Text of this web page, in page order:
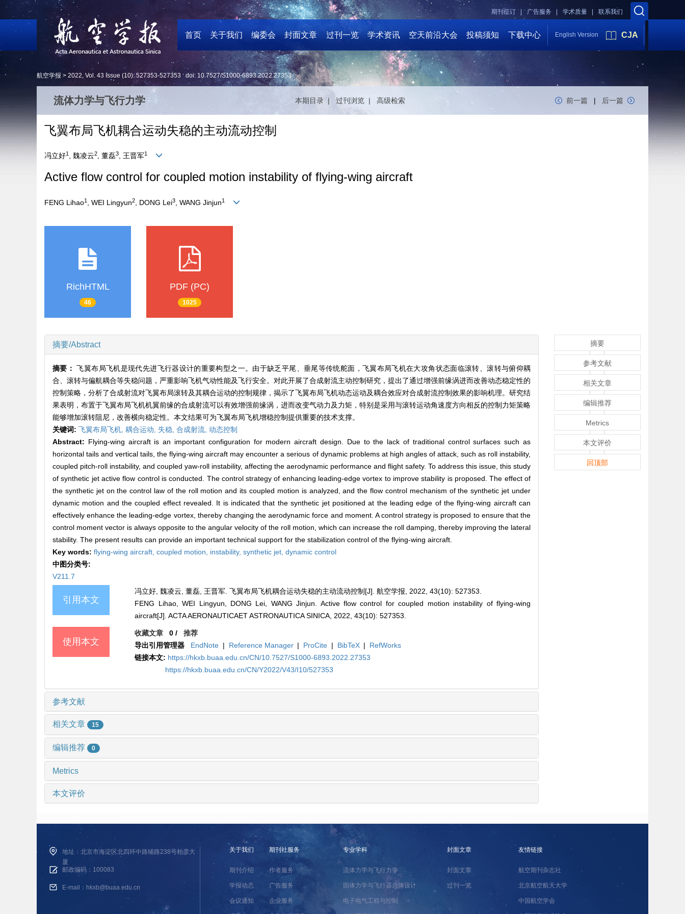
联系我们
学术质量 |
广告服务 |
期刊征订 |
首页 关于我们 编委会 封面文章 过刊一览 学术资讯 空天前沿大会 投稿须知 下载中心 English Version CJA
航空学报 > 2022, Vol. 43 Issue (10): 527353-527353 doi: 10.7527/S1000-6893.2022.27353
流体力学与飞行力学 本期目录 | 过刊浏览 | 高级检索 前一篇 | 后一篇
飞翼布局飞机耦合运动失稳的主动流动控制
冯立好1 , 魏凌云2, 董磊3, 王晋军1
Active flow control for coupled motion instability of flying-wing aircraft
FENG Lihao1 , WEI Lingyun2 , DONG Lei3 , WANG Jinjun1
RichHTML
46
PDF (PC)
1025
摘要/Abstract
摘要：飞翼布局飞机是现代先进飞行器设计的重要构型之一。由于缺乏平尾、垂尾等传统舵面，飞翼布局飞机在大攻角状态面临滚转、滚转与俯仰耦
合、滚转与偏航耦合等失稳问题，严重影响飞机气动性能及飞行安全。对此开展了合成射流主动控制研究，提出了通过增强前缘涡进而改善动态稳定性的
控制策略，分析了合成射流对飞翼布局滚转及其耦合运动的控制规律，揭示了飞翼布局飞机动态运动及耦合效应对合成射流控制效果的影响机理。研究结
果表明，布置于飞翼布局飞机机翼前缘的合成射流可以有效增强前缘涡，进而改变气动力及力矩，特别是采用与滚转运动角速度方向相反的控制力矩策略
能够增加滚转阻尼，改善横向稳定性。本文结果可为飞翼布局飞机增稳控制提供重要的技术支撑。
关键词: 飞翼布局飞机, 耦合运动, 失稳, 合成射流, 动态控制
Abstract: Flying-wing aircraft is an important configuration for modern aircraft design. Due to the lack of traditional control surfaces such as
horizontal tails and vertical tails, the flying-wing aircraft may encounter a serious of dynamic problems at high angles of attack, such as roll instability,
coupled pitch-roll instability, and coupled yaw-roll instability, affecting the aerodynamic performance and flight safety. To address this issue, this study
of synthetic jet active flow control is conducted. The control strategy of enhancing leading-edge vortex to improve stability is proposed. The effect of
the synthetic jet on the control law of the roll motion and its coupled motion is analyzed, and the flow control mechanism of the synthetic jet under
dynamic motion and the coupled effect revealed. It is indicated that the synthetic jet positioned at the leading edge of the flying-wing aircraft can
effectively enhance the leading-edge vortex, thereby changing the aerodynamic force and moment. A control strategy is proposed to ensure that the
control moment vector is always opposite to the angular velocity of the roll motion, which can increase the roll damping, thereby improving the lateral
stability. The present results can provide an important technical support for the stabilization control of the flying-wing aircraft.
Key words: flying-wing aircraft, coupled motion, instability, synthetic jet, dynamic control
中图分类号:
V211.7
引用本文
冯立好, 魏凌云, 董磊, 王晋军. 飞翼布局飞机耦合运动失稳的主动流动控制[J]. 航空学报, 2022, 43(10): 527353.
FENG Lihao, WEI Lingyun, DONG Lei, WANG Jinjun. Active flow control for coupled motion instability of flying-wing
aircraft[J]. ACTA AERONAUTICAET ASTRONAUTICA SINICA, 2022, 43(10): 527353.
使用本文
收藏文章 0 /推荐
导出引用管理器
EndNote | Reference Manager | ProCite | BibTeX |
RefWorks
链接本文: https://hkxb.buaa.edu.cn/CN/10.7527/S1000-6893.2022.27353
https://hkxb.buaa.edu.cn/CN/Y2022/V43/I10/527353
参考文献
相关文章 15
编辑推荐 0
Metrics
本文评价
摘要
参考文献
相关文章
编辑推荐
Metrics
本文评价
回顶部
地址：北京市海淀区北四环中路辅路238号柏彦大
厦
邮政编码：100083
E-mail：hkxb@buaa.edu.cn
关于我们
期刊介绍
学报动态
会议通知
期刊社服务
作者服务
广告服务
企业服务
专业学科
流体力学与飞行力学
固体力学与飞行器总体设计
电子电气工程与控制
封面文章
封面文章
过刊一览
友情链接
航空期刊杂志社
北京航空航天大学
中国航空学会